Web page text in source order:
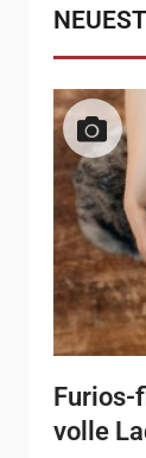
Furios-
volle